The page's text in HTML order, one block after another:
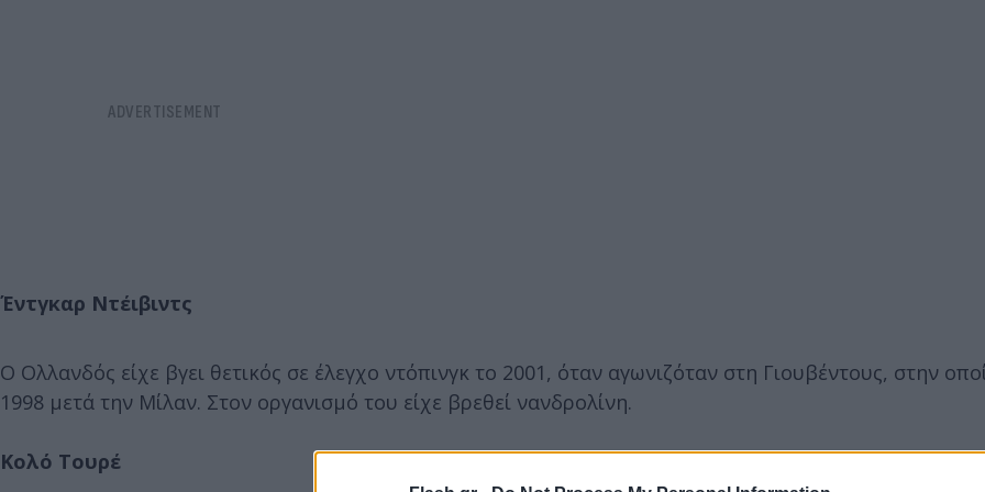
Έντγκαρ Ντέιβιντς
Ο Ολλανδός είχε βγει θετικός σε έλεγχο ντόπινγκ το 2001, όταν αγωνιζόταν στη Γιουβέντους, στην
1998 μετά την Μίλαν. Στον οργανισμό του είχε βρεθεί νανδρολίνη.
Κολό Τουρέ